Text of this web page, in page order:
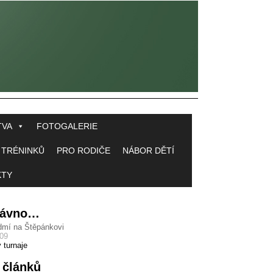
FOTOGALERIE
PRO RODIČE NÁBOR DĚTÍ
na Štěpánkovi
turnaje